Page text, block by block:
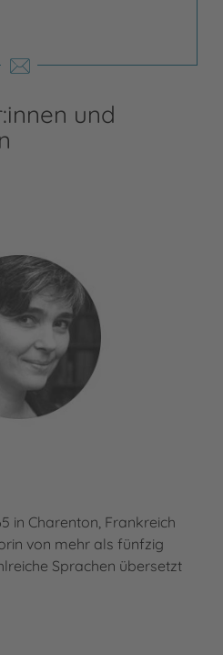
und
in Charenton, Frankreich
von mehr als fünfzig
Sprachen übersetzt